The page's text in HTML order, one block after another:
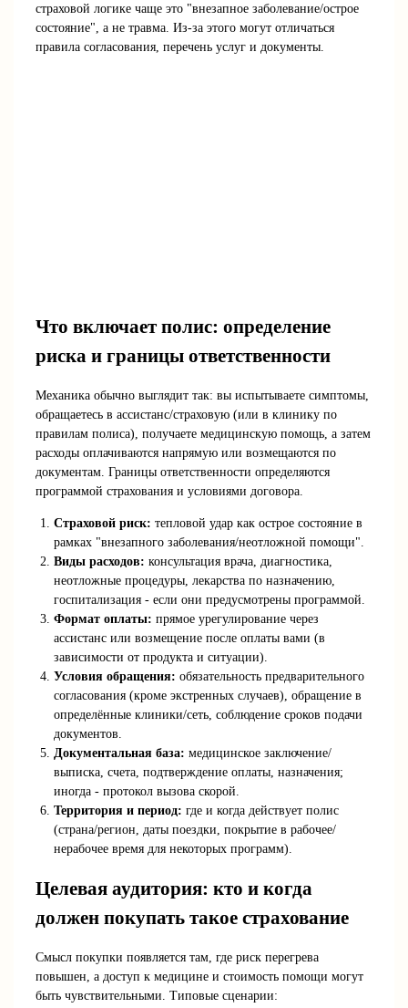
страховой логике чаще это "внезапное заболевание/острое
состояние", а не травма. Из-за этого могут отличаться
правила согласования, перечень услуг и документы.
Что включает полис: определение
риска и границы ответственности
Механика обычно выглядит так: вы испытываете симптомы,
обращаетесь в ассистанс/страховую (или в клинику по
правилам полиса), получаете медицинскую помощь, а затем
расходы оплачиваются напрямую или возмещаются по
документам. Границы ответственности определяются
программой страхования и условиями договора.
Страховой риск: тепловой удар как острое состояние в
рамках "внезапного заболевания/неотложной помощи".
Виды расходов: консультация врача, диагностика,
неотложные процедуры, лекарства по назначению,
госпитализация - если они предусмотрены программой.
Формат оплаты: прямое урегулирование через
ассистанс или возмещение после оплаты вами (в
зависимости от продукта и ситуации).
Условия обращения: обязательность предварительного
согласования (кроме экстренных случаев), обращение в
определённые клиники/сеть, соблюдение сроков подачи
документов.
Документальная база: медицинское заключение/
выписка, счета, подтверждение оплаты, назначения;
иногда - протокол вызова скорой.
Территория и период: где и когда действует полис
(страна/регион, даты поездки, покрытие в рабочее/
нерабочее время для некоторых программ).
Целевая аудитория: кто и когда
должен покупать такое страхование
Смысл покупки появляется там, где риск перегрева
повышен, а доступ к медицине и стоимость помощи могут
быть чувствительными. Типовые сценарии: